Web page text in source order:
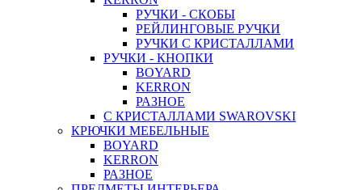
РУЧКИ - СКОБЫ
РЕЙЛИНГОВЫЕ РУЧКИ
РУЧКИ С КРИСТАЛЛАМИ
РУЧКИ - КНОПКИ
BOYARD
KERRON
РАЗНОЕ
С КРИСТАЛЛАМИ SWAROVSKI
КРЮЧКИ МЕБЕЛЬНЫЕ
BOYARD
KERRON
РАЗНОЕ